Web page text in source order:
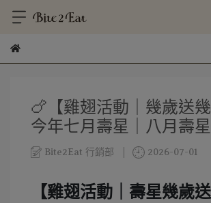
🍗【雞翅活動｜幾歲送
今年七月壽星｜八月壽
Bite2Eat 行銷部 2026-07-01
【雞翅活動｜壽星幾歲送